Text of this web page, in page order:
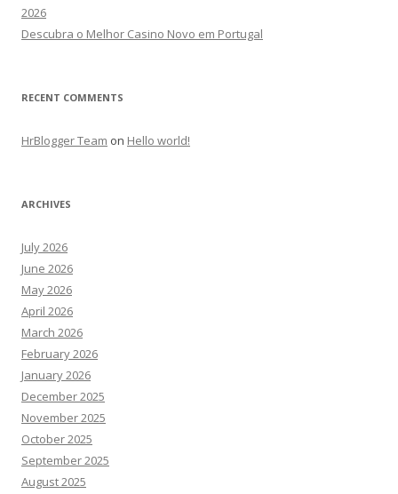
2026
Descubra o Melhor Casino Novo em Portugal
RECENT COMMENTS
HrBlogger Team on Hello world!
ARCHIVES
July 2026
June 2026
May 2026
April 2026
March 2026
February 2026
January 2026
December 2025
November 2025
October 2025
September 2025
August 2025